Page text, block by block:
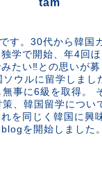
tam
す。30代から韓国
学で開始、年4回
たい‼︎との思いが
ウルに留学しまし
事に6級を取得。
、韓国留学につい
を同じく韓国に興
を開始しました